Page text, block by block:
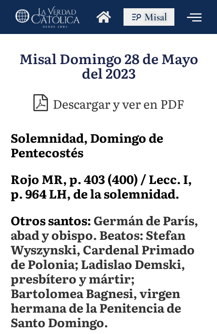
Misal
Misal Domingo 28 de Mayo
del 2023
Descargar y ver en PDF
Solemnidad, Domingo de
Pentecostés
Rojo MR, p. 403 (400) / Lecc. I,
p. 964 LH, de la solemnidad.
Otros santos:Germán de París,
abad y obispo. Beatos: Stefan
Wyszynski, Cardenal Primado
de Polonia; Ladislao Demski,
presbítero y mártir;
Bartolomea Bagnesi, virgen
hermana de la Penitencia de
Santo Domingo.